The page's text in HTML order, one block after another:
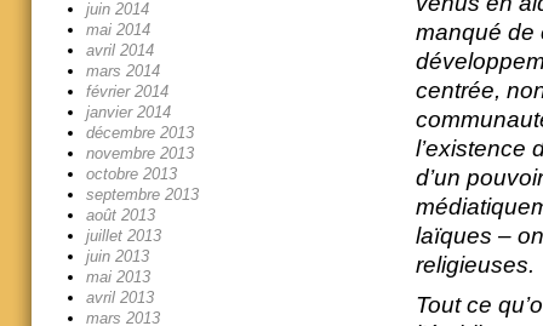
manqué de
centrée,
l’existence
d’un
laïques –
religieuses.
Tout ce
juin 2014
mai 2014
avril 2014
mars 2014
février 2014
janvier 2014
décembre 2013
novembre 2013
octobre 2013
septembre 2013
août 2013
juillet 2013
juin 2013
mai 2013
avril 2013
mars 2013